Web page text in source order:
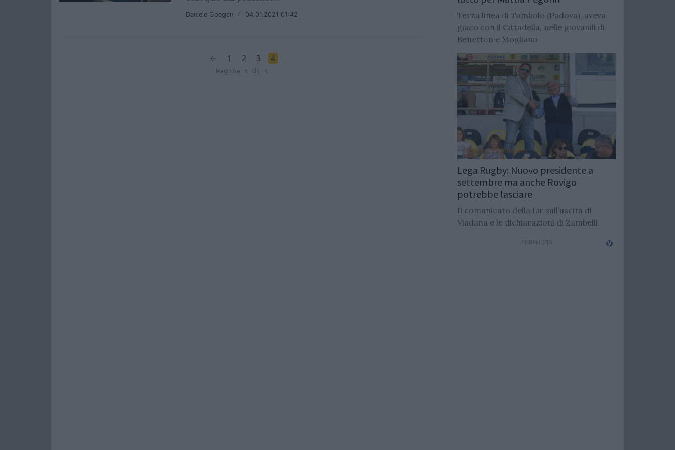
Daniele Goegan / 04.01.2021 01:42
← 1 2 3 4
Pagina 4 di 4
Terza linea di Tombolo (Padova), aveva
giaco con il Cittadella, nelle giovanili di
Benetton e Mogliano
Lega Rugby: Nuovo presidente a
settembre ma anche Rovigo
potrebbe lasciare
Il comunicato della Lir sull’uscita di
Viadana e le dichiarazioni di Zambelli